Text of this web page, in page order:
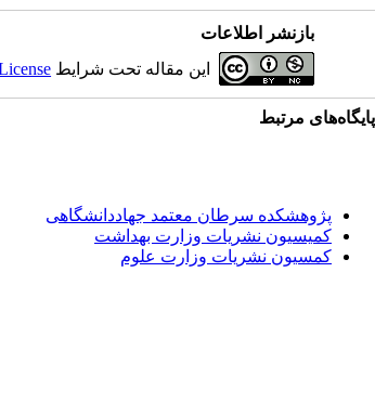
بازنشر اطلاعات
این مقاله تحت شرایط
پایگاه‌های مرتبط
پژوهشکده سرطان معتمد جهاددانشگاهی
کمیسیون نشریات وزارت بهداشت
کمسیون نشریات وزارت علوم